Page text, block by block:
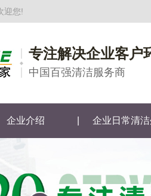
迎您!
专注解决企业客户
中国百强清洁服务商
企业介绍 企业日常清